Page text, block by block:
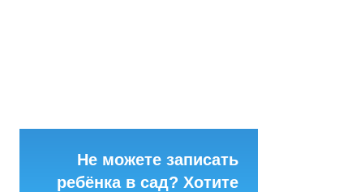
Не можете записать
ребёнка в сад? Хотите